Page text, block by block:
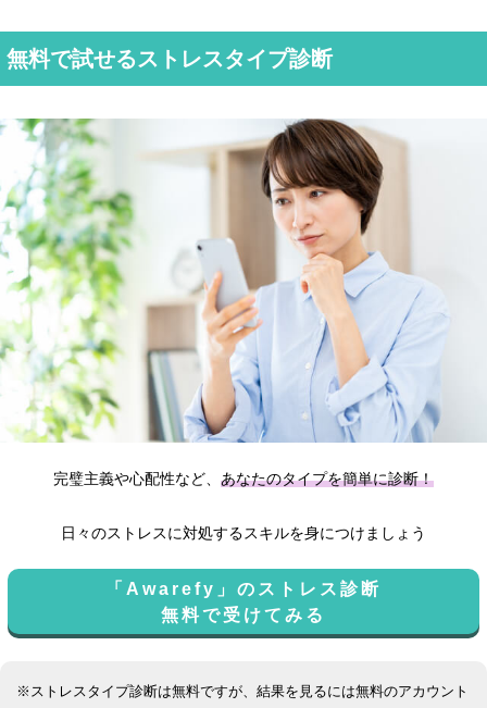
無料で試せるストレスタイプ診断
完璧主義や心配性など、 あなたのタイプを簡単に診断！
日々のストレスに対処するスキルを身につけましょう
「Awarefy」のストレス診断
無料で受けてみる
※ストレスタイプ診断は無料ですが、結果を見るには無料のアカウント